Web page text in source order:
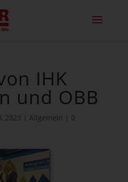
IHK
und OBB
2023 Allgemein
0